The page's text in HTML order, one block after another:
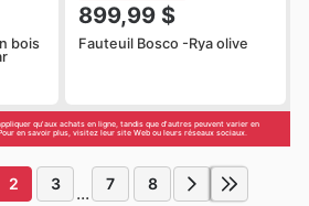
bois
899,99 $
Fauteuil Bosco -Rya olive
qu'aux achats en ligne, tandis que d'autres peuvent varier en
en savoir plus, visitez leur site Web ou leurs réseaux sociaux.
2 3 ... 7 8